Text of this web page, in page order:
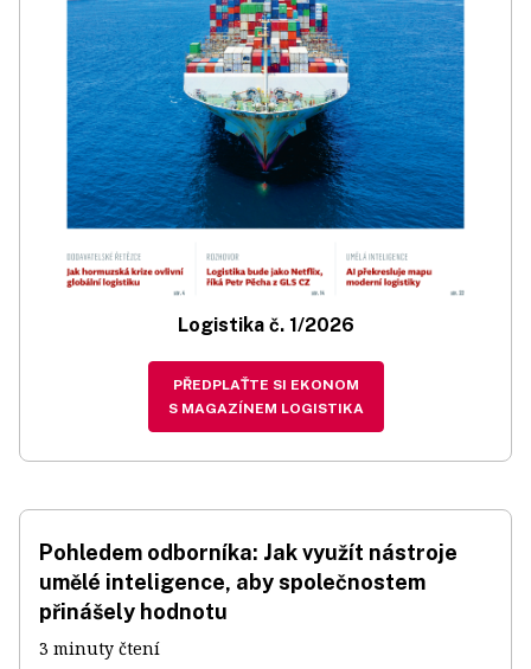
Logistika č. 1/2026
PŘEDPLAŤTE SI EKONOM
S MAGAZÍNEM LOGISTIKA
Pohledem odborníka: Jak využít nástroje
umělé inteligence, aby společnostem
přinášely hodnotu
3 minuty čtení